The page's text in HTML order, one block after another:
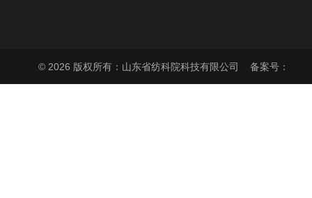
© 2026 版权所有：山东省纺科院科技有限公司 备案号：